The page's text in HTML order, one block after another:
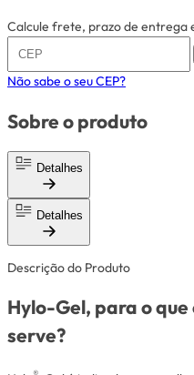
Calcule frete, prazo de entrega
Não sabe o seu CEP?
Sobre o produto
Detalhes
Detalhes
Descrição do Produto
Hylo-Gel, para o
serve?